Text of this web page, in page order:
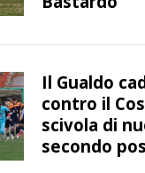
Il Gualdo
contro il
scivola di
secondo